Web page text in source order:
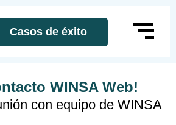
Casos de éxito
WINSA Web!
con equipo de WINSA